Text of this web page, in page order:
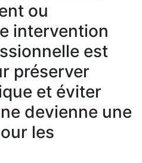
ou
intervention
est
préserver
et éviter
devienne une
les